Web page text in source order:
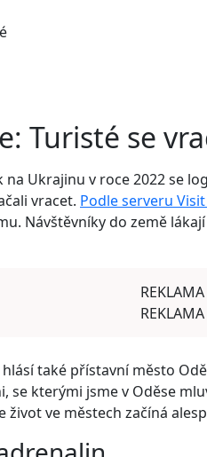
Turisté se
na Ukrajinu v roce 2022 se
vracet. Podle serveru
Návštěvníky do země
REKLAMA
REKLAMA
také přístavní město
se kterými jsme v Oděse
život ve městech začíná